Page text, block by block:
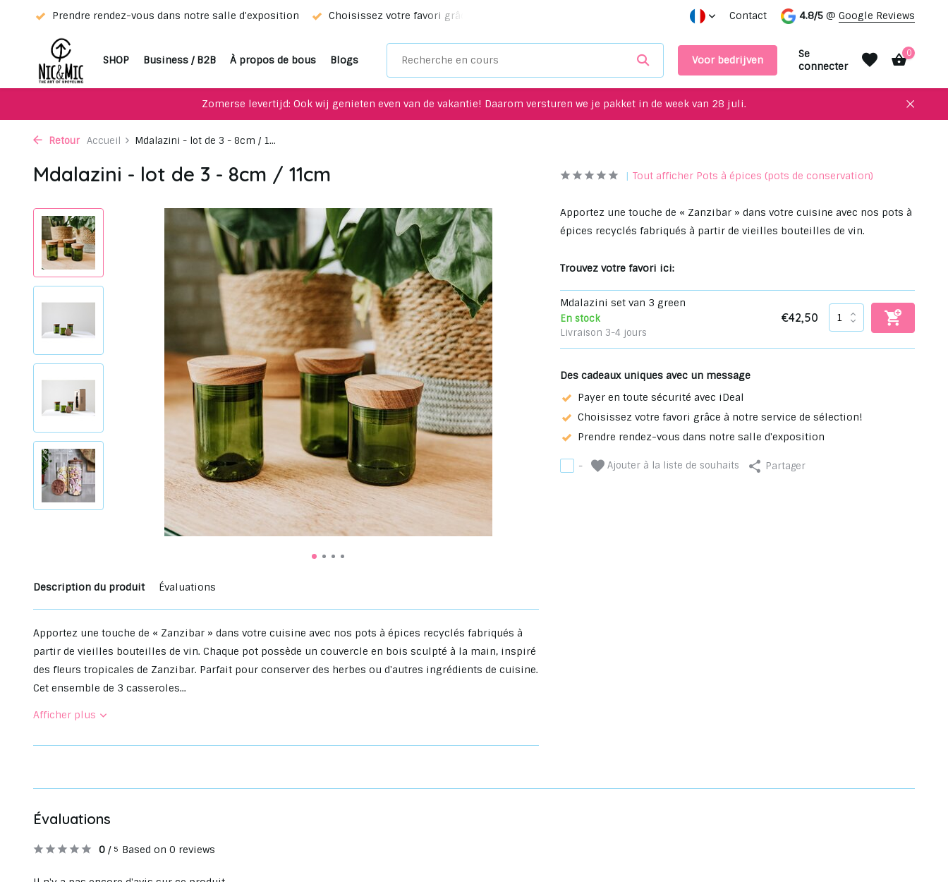
Prendre rendez-vous dans notre salle d'exposition Choisissez votre favori grâce à notre service de sélection! Des objets uniques à recycler pour votre intérieur !
Contact 4.8/5 @ Google Reviews
SHOP Business / B2B À propos de bous Blogs Voor bedrijven
Se
connecter
0
Zomerse levertijd: Ook wij genieten even van de vakantie! Daarom versturen we je pakket in de week van 28 juli.
Retour Accueil Mdalazini - lot de 3 - 8cm / 1...
Mdalazini - lot de 3 - 8cm / 11cm
Description du produit Évaluations
Apportez une touche de « Zanzibar » dans votre cuisine avec nos pots à épices recyclés fabriqués à
partir de vieilles bouteilles de vin. Chaque pot possède un couvercle en bois sculpté à la main, inspiré
des fleurs tropicales de Zanzibar. Parfait pour conserver des herbes ou d'autres ingrédients de cuisine.
Cet ensemble de 3 casseroles...
Afficher plus
Tout afficher Pots à épices (pots de conservation)
Apportez une touche de « Zanzibar » dans votre cuisine avec nos pots à
épices recyclés fabriqués à partir de vieilles bouteilles de vin.
Trouvez votre favori ici:
Mdalazini set van 3 green
En stock
Livraison 3-4 jours
€42,50
Des cadeaux uniques avec un message
Payer en toute sécurité avec iDeal
Choisissez votre favori grâce à notre service de sélection!
Prendre rendez-vous dans notre salle d'exposition
- Ajouter à la liste de souhaits Partager
Évaluations
0 / 5 Based on 0 reviews